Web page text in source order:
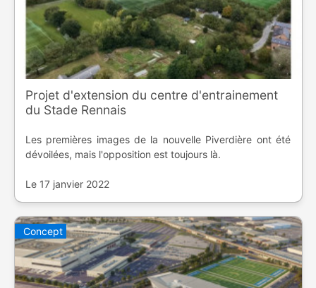
Projet d'extension du centre d'entrainement
du Stade Rennais
Les premières images de la nouvelle Piverdière ont été
dévoilées, mais l'opposition est toujours là.
Le 17 janvier 2022
Concept